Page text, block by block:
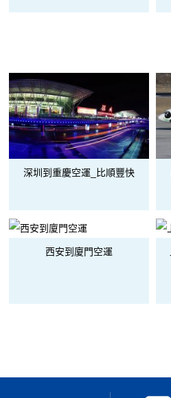
深圳到重慶空運_比順豐快
西安到廈門空運